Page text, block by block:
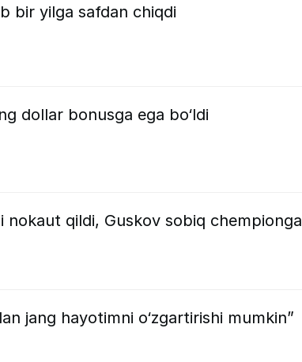
bir yilga safdan chiqdi
dollar bonusga ega bo‘ldi
nokaut qildi, Guskov sobiq chempionga
jang hayotimni o‘zgartirishi mumkin”